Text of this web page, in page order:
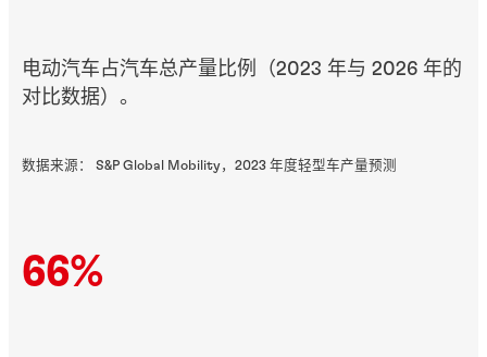
电动汽车占汽车总产量比例（2023 年与 2026 年的
对比数据）。
数据来源： S&P Global Mobility，2023 年度轻型车产量预测
66%